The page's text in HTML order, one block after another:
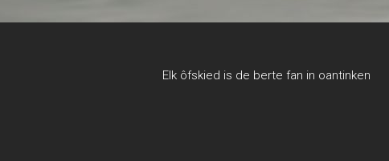
Elk ôfskied is de berte fan in oantinken